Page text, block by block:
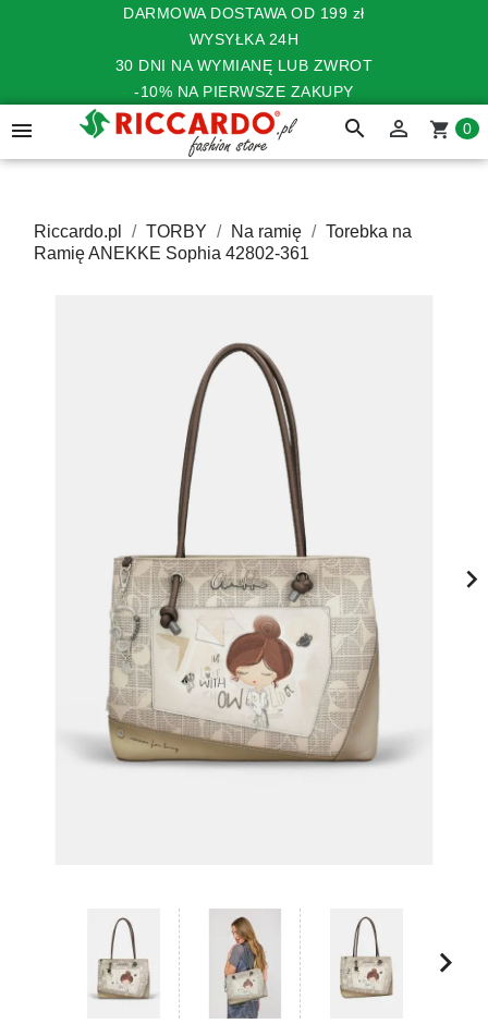
DARMOWA DOSTAWA OD 199 zł
WYSYŁKA 24H
30 DNI NA WYMIANĘ LUB ZWROT
-10% NA PIERWSZE ZAKUPY
 search  shopping_cart 0
Riccardo.pl TORBY Na ramię
Torebka na
Ramię ANEKKE Sophia 42802-361
